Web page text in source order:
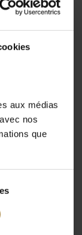
aux médias
nos
que